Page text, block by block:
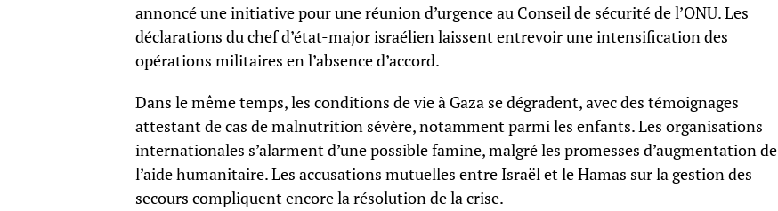
annoncé une initiative pour une réunion d’urgence au Conseil de sécurité de l’ONU. Les
déclarations du chef d’état-major israélien laissent entrevoir une intensification des
opérations militaires en l’absence d’accord.
Dans le même temps, les conditions de vie à Gaza se dégradent, avec des témoignages
attestant de cas de malnutrition sévère, notamment parmi les enfants. Les organisations
internationales s’alarment d’une possible famine, malgré les promesses d’augmentation de
l’aide humanitaire. Les accusations mutuelles entre Israël et le Hamas sur la gestion des
secours compliquent encore la résolution de la crise.